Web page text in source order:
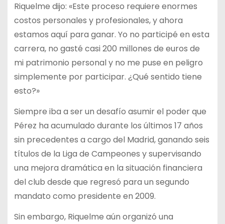
Riquelme dijo: «Este proceso requiere enormes
costos personales y profesionales, y ahora
estamos aquí para ganar. Yo no participé en esta
carrera, no gasté casi 200 millones de euros de
mi patrimonio personal y no me puse en peligro
simplemente por participar. ¿Qué sentido tiene
esto?»
Siempre iba a ser un desafío asumir el poder que
Pérez ha acumulado durante los últimos 17 años
sin precedentes a cargo del Madrid, ganando seis
títulos de la Liga de Campeones y supervisando
una mejora dramática en la situación financiera
del club desde que regresó para un segundo
mandato como presidente en 2009.
Sin embargo, Riquelme aún organizó una